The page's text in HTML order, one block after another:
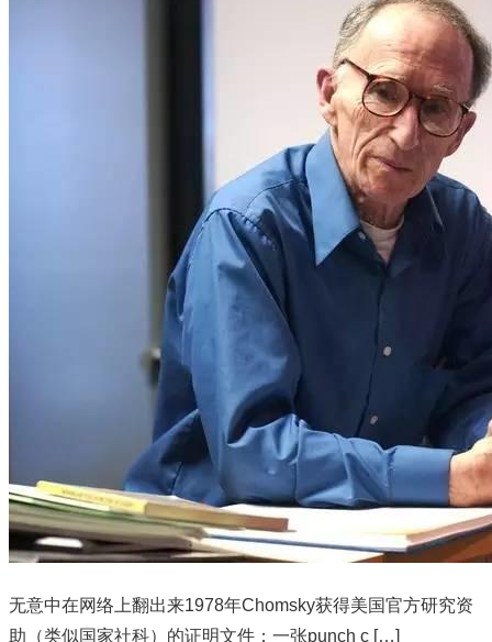
无意中在网络上翻出来1978年Chomsky获得美国官方研究资
助（类似国家社科）的证明文件：一张punch c […]